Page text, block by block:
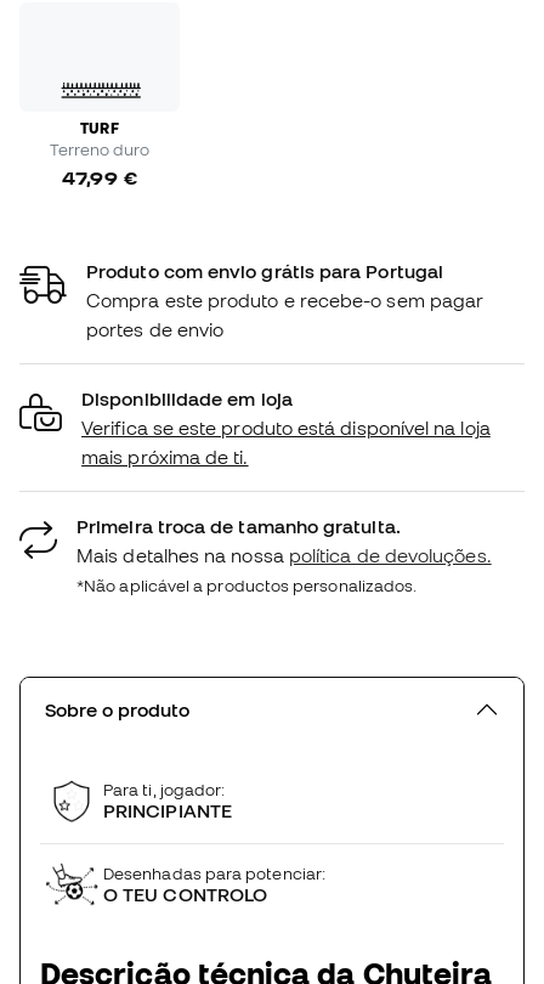
TURF
Terreno duro
47,99 €
Produto com envio grátis para Portugal
Compra este produto e recebe-o sem pagar
portes de envio
Disponibilidade em loja
Verifica se este produto está disponível na loja
mais próxima de ti.
Primeira troca de tamanho gratuita.
Mais detalhes na nossa política de devoluções.
*Não aplicável a productos personalizados.
Sobre o produto
Para ti, jogador:
PRINCIPIANTE
Desenhadas para potenciar:
O TEU CONTROLO
Descrição técnica da Chuteira